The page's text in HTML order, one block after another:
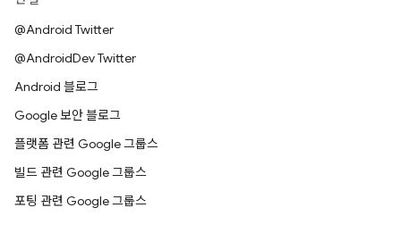
@Android Twitter
@AndroidDev Twitter
Android 블로그
Google 보안 블로그
플랫폼 관련 Google 그룹스
빌드 관련 Google 그룹스
포팅 관련 Google 그룹스